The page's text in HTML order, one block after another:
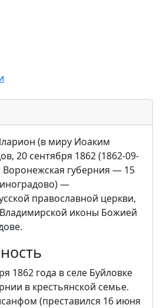
(в миру Иоаким
20 сентября 1862 (1862-09-
Воронежская губерния — 15
—
православной церкви,
иконы Божией
1862 года в селе Буйловке
в крестьянской семье.
(преставился 16 июня